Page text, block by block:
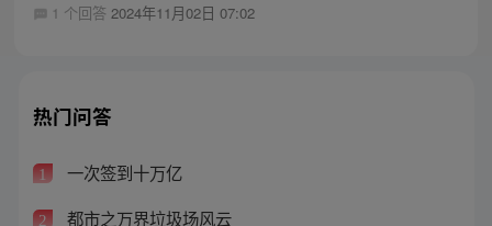
1 个回答 2024年11月02日 07:02
热门问答
1 一次签到十万亿
2 都市之万界垃圾场风云